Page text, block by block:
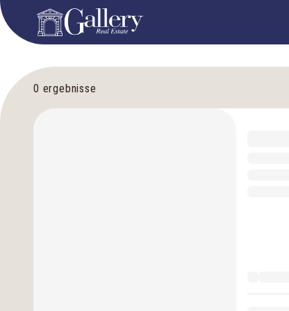
0 ergebnisse